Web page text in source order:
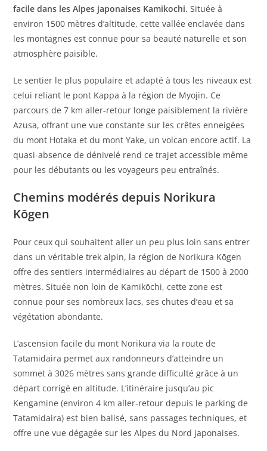
facile dans les Alpes japonaises Kamikochi. Située à
environ 1500 mètres d’altitude, cette vallée enclavée dans
les montagnes est connue pour sa beauté naturelle et son
atmosphère paisible.
Le sentier le plus populaire et adapté à tous les niveaux est
celui reliant le pont Kappa à la région de Myojin. Ce
parcours de 7 km aller-retour longe paisiblement la rivière
Azusa, offrant une vue constante sur les crêtes enneigées
du mont Hotaka et du mont Yake, un volcan encore actif. La
quasi-absence de dénivelé rend ce trajet accessible même
pour les débutants ou les voyageurs peu entraînés.
Chemins modérés depuis Norikura
Kōgen
Pour ceux qui souhaitent aller un peu plus loin sans entrer
dans un véritable trek alpin, la région de Norikura Kōgen
offre des sentiers intermédiaires au départ de 1500 à 2000
mètres. Située non loin de Kamikōchi, cette zone est
connue pour ses nombreux lacs, ses chutes d’eau et sa
végétation abondante.
L’ascension facile du mont Norikura via la route de
Tatamidaira permet aux randonneurs d’atteindre un
sommet à 3026 mètres sans grande difficulté grâce à un
départ corrigé en altitude. L’itinéraire jusqu’au pic
Kengamine (environ 4 km aller-retour depuis le parking de
Tatamidaira) est bien balisé, sans passages techniques, et
offre une vue dégagée sur les Alpes du Nord japonaises.